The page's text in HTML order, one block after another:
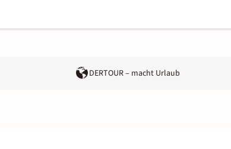
DERTOUR – macht Urlaub